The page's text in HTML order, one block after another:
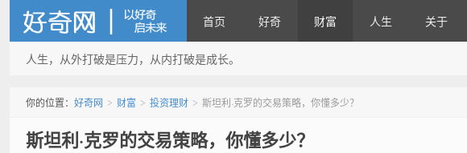
首页 好奇 财富 人生 关于
人生，从外打破是压力，从内打破是成长。
你的位置： 好奇网 > 财富 > 投资理财 > 斯坦利·克罗的交易策略，你懂多少？
斯坦利·克罗的交易策略，你懂多少？